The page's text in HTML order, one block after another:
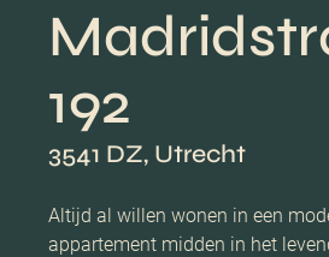
192
3541 DZ, Utrecht
Altijd al willen wonen in een
appartement midden in het